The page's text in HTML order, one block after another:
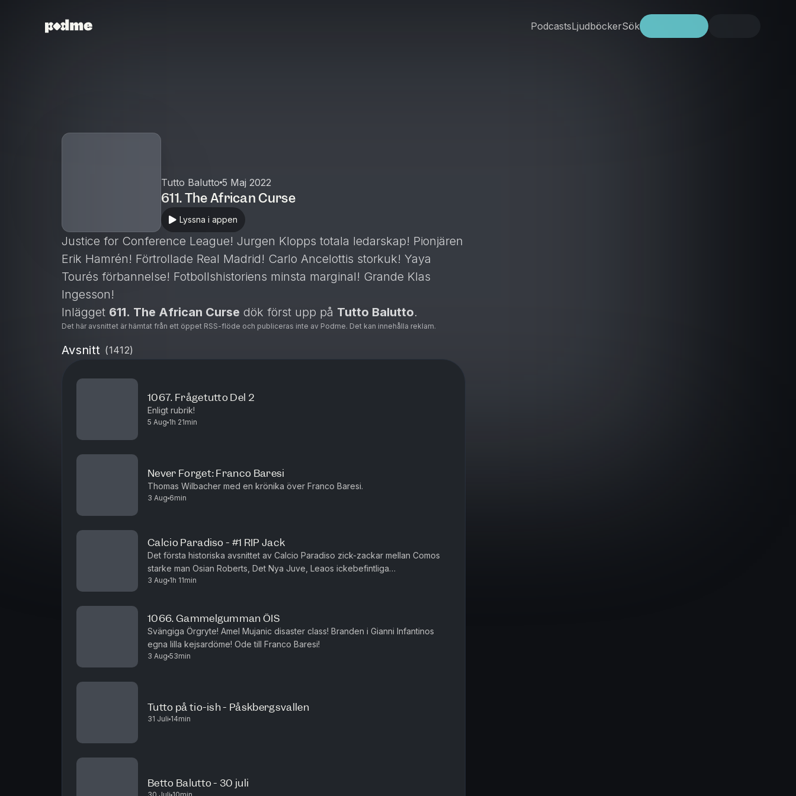
PodcastsLjudböckerSök
Tutto Balutto 5 Maj 2022
611. The African Curse
Lyssna i appen
Justice for Conference League! Jurgen Klopps totala ledarskap! Pionjären
Erik Hamrén! Förtrollade Real Madrid! Carlo Ancelottis storkuk! Yaya
Tourés förbannelse! Fotbollshistoriens minsta marginal! Grande Klas
Ingesson!
Inlägget 611. The African Curse dök först upp på Tutto Balutto.
Det här avsnittet är hämtat från ett öppet RSS-flöde och publiceras inte av Podme. Det kan innehålla reklam.
Avsnitt (1412)
1067. Frågetutto Del 2
Enligt rubrik!
5 Aug 1h 21min
Never Forget: Franco Baresi
Thomas Wilbacher med en krönika över Franco Baresi.
3 Aug 6min
Calcio Paradiso - #1 RIP Jack
Det första historiska avsnittet av Calcio Paradiso zick-zackar mellan Comos
starke man Osian Roberts, Det Nya Juve, Leaos ickebefintliga
dragningskraft, Gasperinis påtryckningar och Gauccis ritorno i ...
3 Aug 1h 11min
1066. Gammelgumman ÖIS
Svängiga Örgryte! Amel Mujanic disaster class! Branden i Gianni Infantinos
egna lilla kejsardöme! Ode till Franco Baresi!
3 Aug 53min
Tutto på tio-ish - Påskbergsvallen
31 Juli 14min
Betto Balutto - 30 juli